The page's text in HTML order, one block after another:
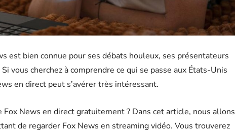
est bien connue pour ses débats houleux, ses présentateurs
vous cherchez à comprendre ce qui se passe aux États-Unis
en direct peut s’avérer très intéressant.
News en direct gratuitement ? Dans cet article, nous allons
de regarder Fox News en streaming vidéo. Vous trouverez